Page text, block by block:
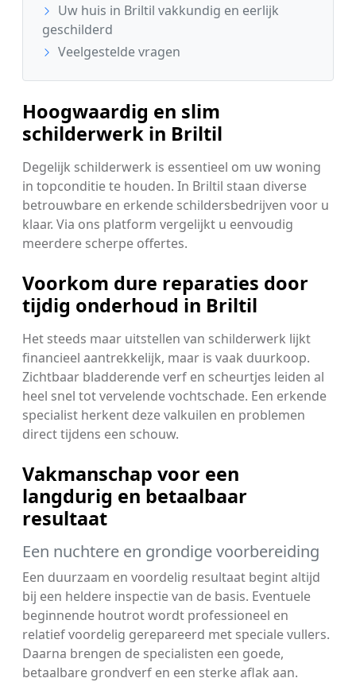
Uw huis in Briltil vakkundig en eerlijk
geschilderd
Veelgestelde vragen
Hoogwaardig en slim
schilderwerk in Briltil
Degelijk schilderwerk is essentieel om uw woning
in topconditie te houden. In Briltil staan diverse
betrouwbare en erkende schildersbedrijven voor u
klaar. Via ons platform vergelijkt u eenvoudig
meerdere scherpe offertes.
Voorkom dure reparaties door
tijdig onderhoud in Briltil
Het steeds maar uitstellen van schilderwerk lijkt
financieel aantrekkelijk, maar is vaak duurkoop.
Zichtbaar bladderende verf en scheurtjes leiden al
heel snel tot vervelende vochtschade. Een erkende
specialist herkent deze valkuilen en problemen
direct tijdens een schouw.
Vakmanschap voor een
langdurig en betaalbaar
resultaat
Een nuchtere en grondige voorbereiding
Een duurzaam en voordelig resultaat begint altijd
bij een heldere inspectie van de basis. Eventuele
beginnende houtrot wordt professioneel en
relatief voordelig gerepareerd met speciale vullers.
Daarna brengen de specialisten een goede,
betaalbare grondverf en een sterke aflak aan.